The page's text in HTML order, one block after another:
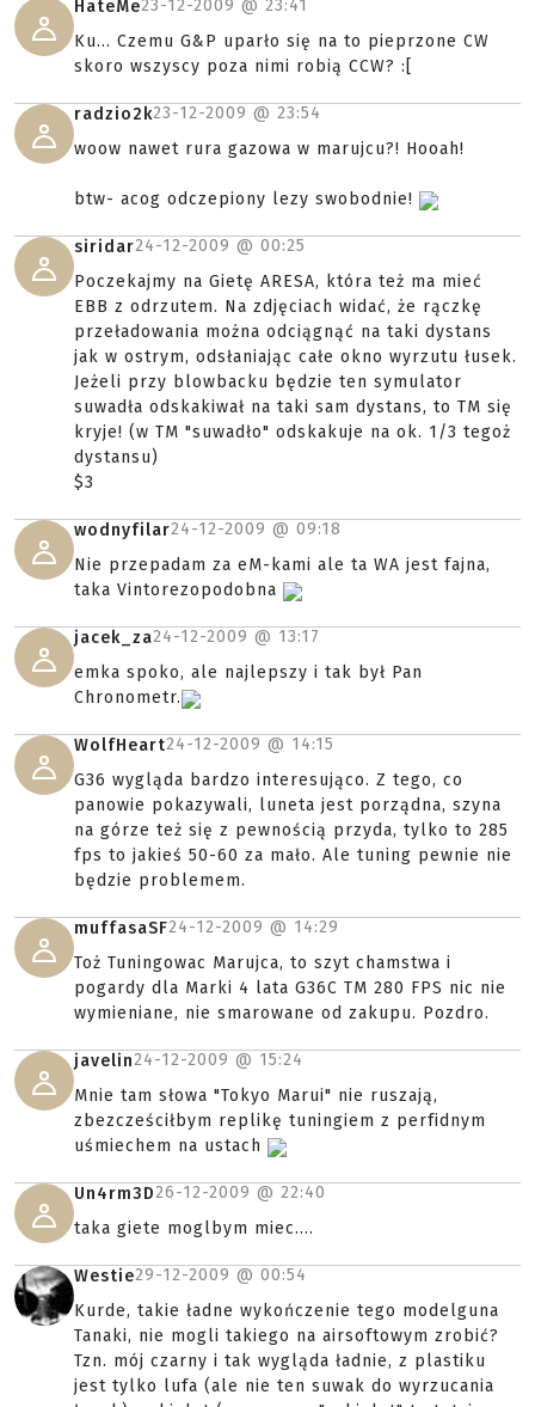
HateMe23-12-2009 @ 23:41
Ku... Czemu G&P uparło się na to pieprzone CW
skoro wszyscy poza nimi robią CCW? :[
radzio2k23-12-2009 @ 23:54
woow nawet rura gazowa w marujcu?! Hooah!
btw- acog odczepiony lezy swobodnie!
siridar24-12-2009 @ 00:25
Poczekajmy na Gietę ARESA, która też ma mieć
EBB z odrzutem. Na zdjęciach widać, że rączkę
przeładowania można odciągnąć na taki dystans
jak w ostrym, odsłaniając całe okno wyrzutu łusek.
Jeżeli przy blowbacku będzie ten symulator
suwadła odskakiwał na taki sam dystans, to TM się
kryje! (w TM "suwadło" odskakuje na ok. 1/3 tegoż
dystansu)
$3
wodnyfilar24-12-2009 @ 09:18
Nie przepadam za eM-kami ale ta WA jest fajna,
taka Vintorezopodobna
jacek_za24-12-2009 @ 13:17
emka spoko, ale najlepszy i tak był Pan
Chronometr.
WolfHeart24-12-2009 @ 14:15
G36 wygląda bardzo interesująco. Z tego, co
panowie pokazywali, luneta jest porządna, szyna
na górze też się z pewnością przyda, tylko to 285
fps to jakieś 50-60 za mało. Ale tuning pewnie nie
będzie problemem.
muffasaSF24-12-2009 @ 14:29
Toż Tuningowac Marujca, to szyt chamstwa i
pogardy dla Marki 4 lata G36C TM 280 FPS nic nie
wymieniane, nie smarowane od zakupu. Pozdro.
javelin24-12-2009 @ 15:24
Mnie tam słowa "Tokyo Marui" nie ruszają,
zbezcześciłbym replikę tuningiem z perfidnym
uśmiechem na ustach
Un4rm3D26-12-2009 @ 22:40
taka giete moglbym miec....
Westie29-12-2009 @ 00:54
Kurde, takie ładne wykończenie tego modelguna
Tanaki, nie mogli takiego na airsoftowym zrobić?
Tzn. mój czarny i tak wygląda ładnie, z plastiku
jest tylko lufa (ale nie ten suwak do wyrzucania